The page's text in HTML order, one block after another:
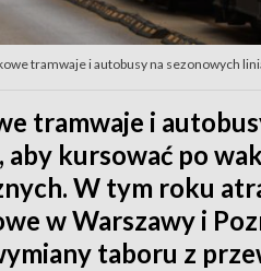
tramwaje i autobusy na sezonowych
tramwaje i
aby kursować po
W tym roku
w Warszawy i
taboru z